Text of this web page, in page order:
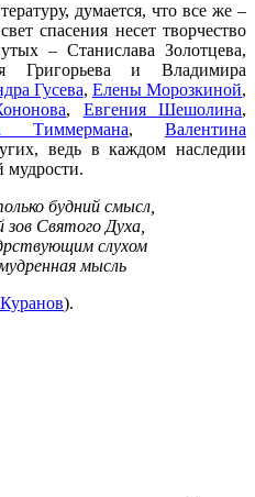
думается, что все же –
спасения несет творчество
– Станислава Золотцева,
Григорьева и Владимира
Гусева, Елены Морозкиной,
, Евгения Шешолина,
Тиммермана, Валентина
ведь в каждом наследии
мудрости.
будний смысл,
Святого Духа,
слухом
мысль
).